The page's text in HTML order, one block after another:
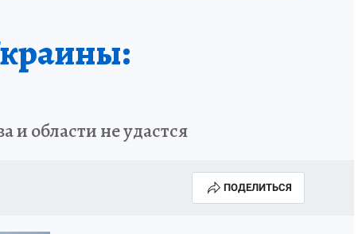
области не удастся
ПОДЕЛИТЬСЯ